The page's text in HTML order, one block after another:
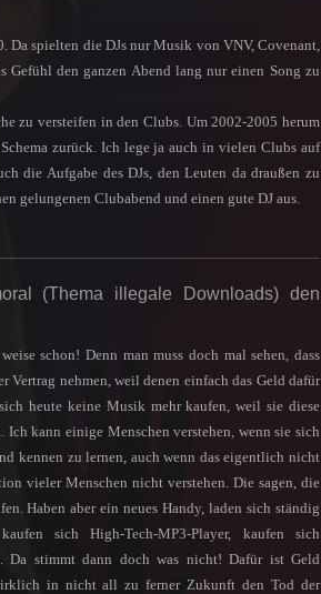
Da spielten die DJs nur Musik von VNV, Covenant,
den ganzen Abend lang nur einen Song zu
zu versteifen in den Clubs. Um 2002-2005 herum
zurück. Ich lege ja auch in vielen Clubs auf
die Aufgabe des DJs, den Leuten da draußen zu
gelungenen Clubabend und einen gute DJ aus.
(Thema illegale Downloads) den
weise schon!Denn man muss doch mal sehen, dass
Vertrag nehmen, weil denen einfach das Geld dafür
heute keine Musik mehr kaufen, weil sie diese
kann einige Menschen verstehen, wenn sie sich
kennen zu lernen, auch wenn das eigentlich nicht
vieler Menschen nicht verstehen. Die sagen, die
Haben aber ein neues Handy, laden sich ständig
sich High-Tech-MP3-Player, kaufen sich
Da stimmt dann doch was nicht! Dafür ist Geld
in nicht all zu ferner Zukunft den Tod der